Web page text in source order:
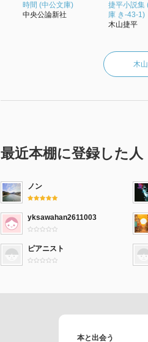
時間 (中公文庫)
中央公論新社
捷平小説集
庫 き-43-1)
木山捷平
木
最近本棚に登録した人
ノン
yksawahan2611003
ピアニスト
本と出会う